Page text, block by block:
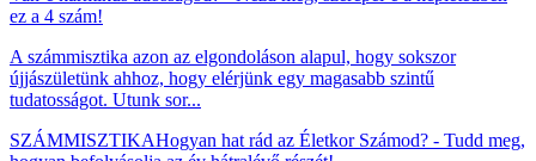
ez a 4 szám!
A számmisztika azon az elgondoláson alapul, hogy sokszor
újjászületünk ahhoz, hogy elérjünk egy magasabb szintű
tudatosságot. Utunk sor...
SZÁMMISZTIKAHogyan hat rád az Életkor Számod? - Tudd meg,